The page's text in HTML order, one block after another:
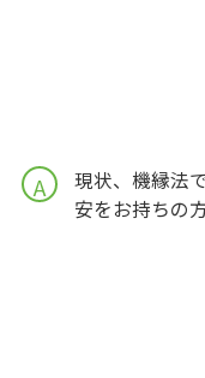
A
現状、機縁法
安をお持ちの